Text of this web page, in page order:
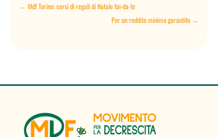
←Mdf Torino: corsi di regali di Natale fai-da-te
Per un reddito minimo garantito→